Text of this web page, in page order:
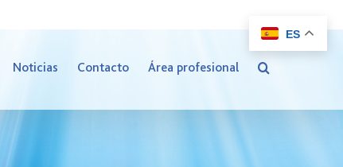
Noticias Contacto Área profesional
ES